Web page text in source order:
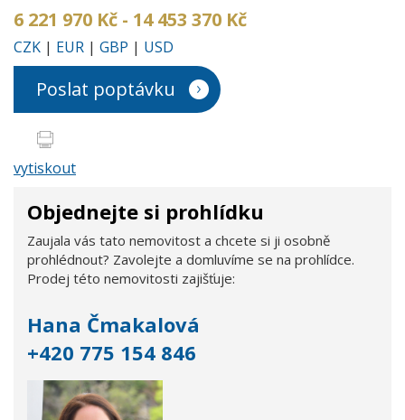
6 221 970 Kč - 14 453 370 Kč
CZK | EUR | GBP | USD
Poslat poptávku
vytiskout
Objednejte si prohlídku
Zaujala vás tato nemovitost a chcete si ji osobně
prohlédnout? Zavolejte a domluvíme se na prohlídce.
Prodej této nemovitosti zajišťuje:
Hana Čmakalová
+420 775 154 846